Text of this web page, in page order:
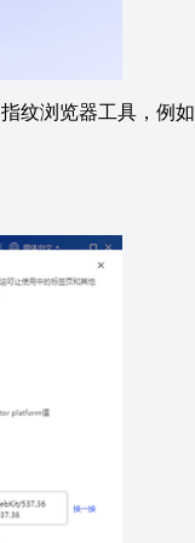
纹浏览器工具，例如